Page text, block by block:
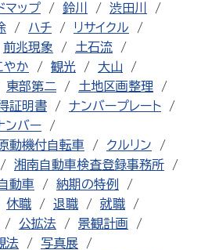
マップ 鈴川
渋田川
ハチ
リサイクル
前兆現象
土石流
やか 観光
大山
東部第二
土地区画整理
証明書
ナンバープレート
ンバー
動機付自転車
クルリン
湘南自動車検査登録事務所
動車
納期の特例
休職 退職
就職
公拡法
景観計画
法
写真展